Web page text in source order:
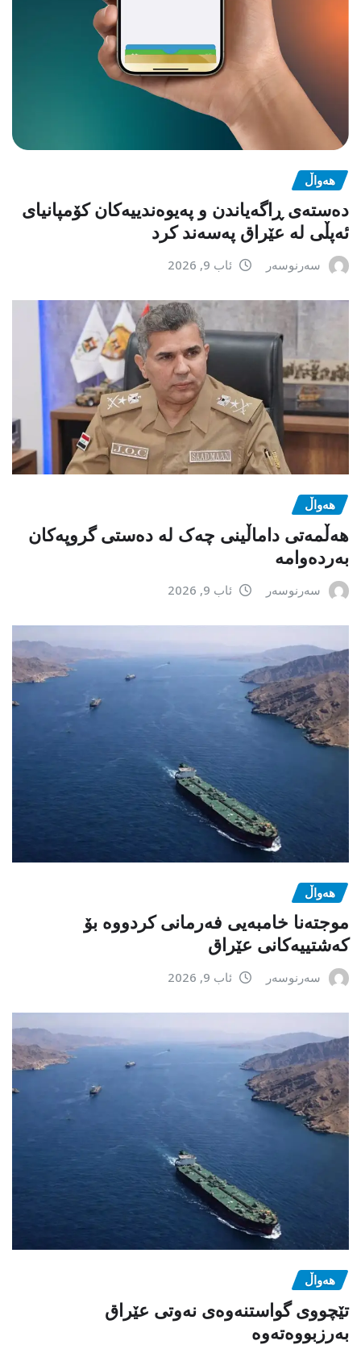
هەواڵ
دەستەی ڕاگەیاندن و پەیوەندییەکان کۆمپانیای
ئەپڵی لە عێراق پەسەند کرد
سەرنوسەر ئاب 9, 2026
هەواڵ
هەڵمەتی داماڵینی چەک لە دەستی گروپەکان
بەردەوامە
سەرنوسەر ئاب 9, 2026
هەواڵ
موجتەنا خامبەیی فەرمانی کردووە بۆ
کەشتییەکانی عێراق
سەرنوسەر ئاب 9, 2026
هەواڵ
تێچووی گواستنەوەی نەوتی عێراق
بەرزبووەتەوە